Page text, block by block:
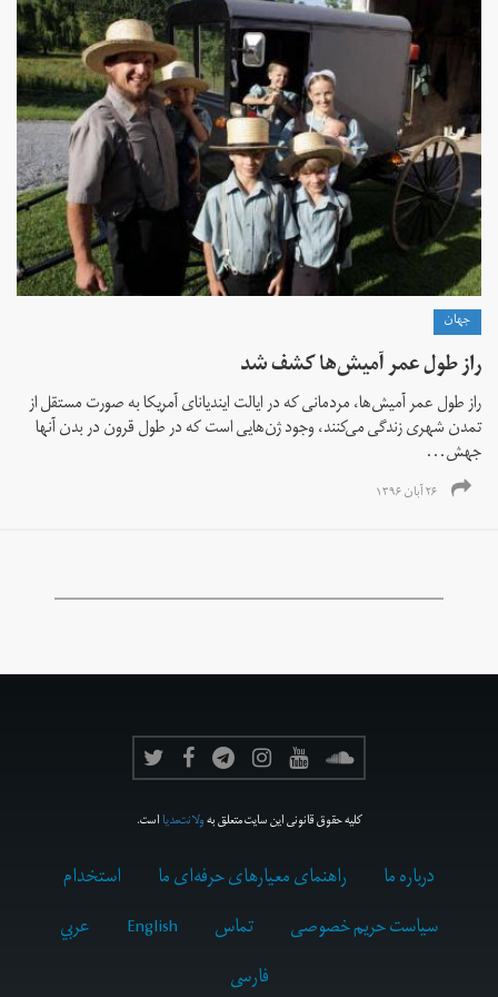
جهان
راز طول عمر آمیش‌ها کشف شد
راز طول عمر آمیش‌ها، مردمانی که در ایالت ایندیانای آمریکا به صورت مستقل از
تمدن شهری زندگی می‌کنند، وجود ژن‌هایی است که در طول قرون در بدن آنها
جهش...
۲۶ آبان ۱۳۹۶
کلیه حقوق قانونی این سایت متعلق بهولانت‌مدیااست.
درباره ما راهنمای معیارهای حرفه‌ای ما
استخدام
سیاست حریم خصوصی
تماس English
عربي
فارسى